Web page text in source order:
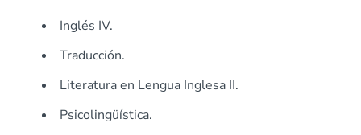
Inglés IV.
Traducción.
Literatura en Lengua Inglesa II.
Psicolingüística.